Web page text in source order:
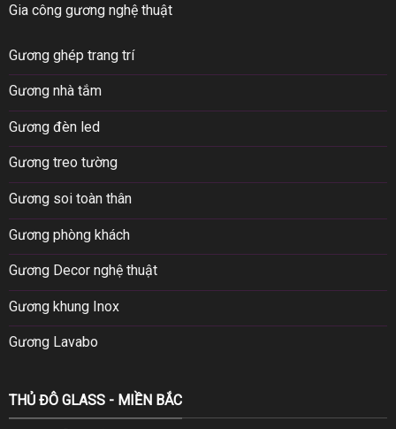
Gia công gương nghệ thuật
Gương ghép trang trí
Gương nhà tắm
Gương đèn led
Gương treo tường
Gương soi toàn thân
Gương phòng khách
Gương Decor nghệ thuật
Gương khung Inox
Gương Lavabo
THỦ ĐÔ GLASS - MIỀN BẮC